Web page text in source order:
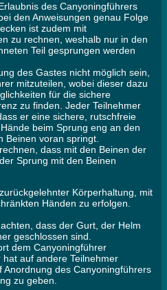
des Canyoningführers
den Anweisungen genau Folge
ist zudem mit
zu rechnen, weshalb nur in den
Teil gesprungen werden
des Gastes nicht möglich sein,
mitzuteilen, wobei dieser dazu
für die sichere
zu finden. Jeder Teilnehmer
er eine sichere, rutschfreie
beim Sprung eng an den
Beinen voran springt.
dass mit den Beinen der
Sprung mit den Beinen
Körperhaltung, mit
Händen zu erfolgen.
dass der Gurt, der Helm
geschlossen sind.
dem Canyoningführer
auf andere Teilnehmer
Anordnung des Canyoningführers
zu geben.